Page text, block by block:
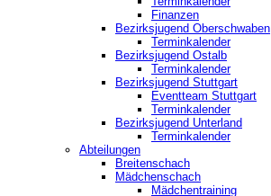
Finanzen
Bezirksjugend Oberschwaben
Terminkalender
Bezirksjugend Ostalb
Terminkalender
Bezirksjugend Stuttgart
‎Eventteam Stuttgart
Terminkalender
Bezirksjugend Unterland
Terminkalender
Abteilungen
Breitenschach
Mädchenschach
Mädchentraining